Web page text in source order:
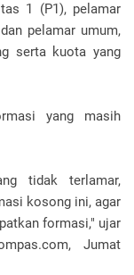
1 (P1), pelamar
pelamar umum,
serta kuota yang
yang masih
tidak terlamar,
kosong ini, agar
formasi," ujar
Jumat